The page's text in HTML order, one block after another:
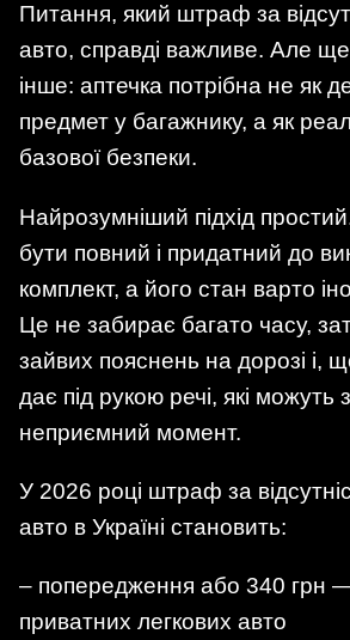
Питання, який штраф за
авто, справді важливе. Але
інше: аптечка потрібна не як
предмет у багажнику, а як
базової безпеки.
Найрозумніший підхід
бути повний і придатний до
комплект, а його стан варто
Це не забирає багато часу,
зайвих пояснень на дорозі і,
дає під рукою речі, які можуть
неприємний момент.
У 2026 році штраф за
авто в Україні становить:
– попередження або 340 грн
приватних легкових авто